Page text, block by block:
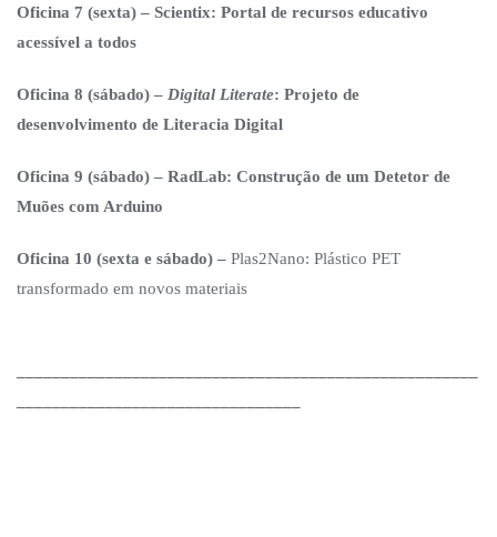
Oficina 7 (sexta) – Scientix: Portal de recursos educativo
acessível a todos
Oficina 8 (sábado) – Digital Literate: Projeto de
desenvolvimento de Literacia Digital
Oficina 9 (sábado) – RadLab: Construção de um Detetor de
Muões com Arduino
Oficina 10 (sexta e sábado) – Plas2Nano: Plástico PET
transformado em novos materiais